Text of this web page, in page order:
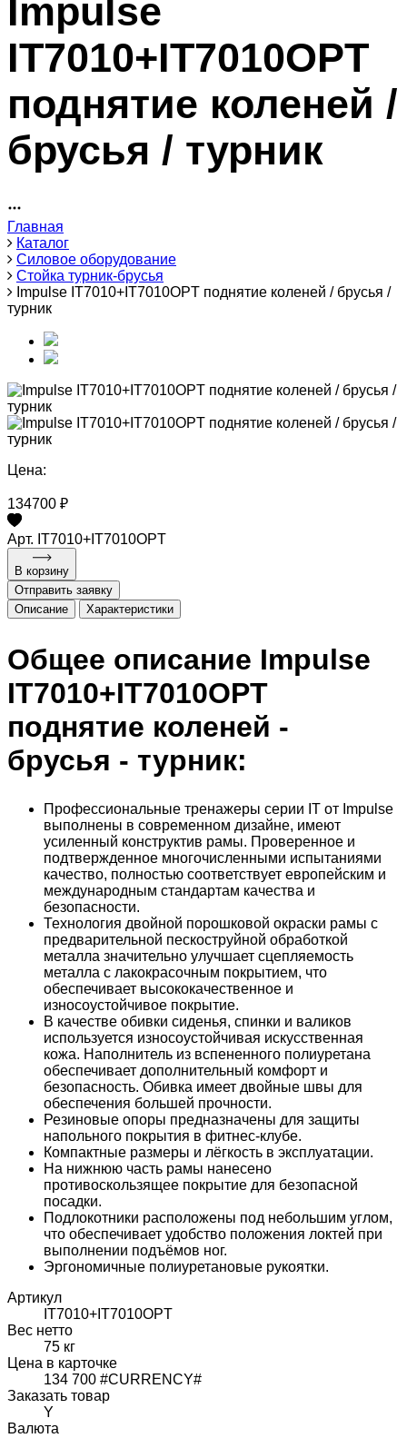
Impulse
IT7010+IT7010OPT
поднятие коленей /
брусья / турник
Главная
Каталог
Силовое оборудование
Стойка турник-брусья
Impulse IT7010+IT7010OPT поднятие коленей / брусья /
турник
Цена:
134700 ₽
Арт. IT7010+IT7010OPT
В корзину
Отправить заявку
Описание
Характеристики
Общее описание Impulse
IT7010+IT7010OPT
поднятие коленей -
брусья - турник:
Профессиональные тренажеры серии IT от Impulse
выполнены в современном дизайне, имеют
усиленный конструктив рамы. Проверенное и
подтвержденное многочисленными испытаниями
качество, полностью соответствует европейским и
международным стандартам качества и
безопасности.
Технология двойной порошковой окраски рамы с
предварительной пескоструйной обработкой
металла значительно улучшает сцепляемость
металла с лакокрасочным покрытием, что
обеспечивает высококачественное и
износоустойчивое покрытие.
В качестве обивки сиденья, спинки и валиков
используется износоустойчивая искусственная
кожа. Наполнитель из вспененного полиуретана
обеспечивает дополнительный комфорт и
безопасность. Обивка имеет двойные швы для
обеспечения большей прочности.
Резиновые опоры предназначены для защиты
напольного покрытия в фитнес-клубе.
Компактные размеры и лёгкость в эксплуатации.
На нижнюю часть рамы нанесено
противоскользящее покрытие для безопасной
посадки.
Подлокотники расположены под небольшим углом,
что обеспечивает удобство положения локтей при
выполнении подъёмов ног.
Эргономичные полиуретановые рукоятки.
Артикул
IT7010+IT7010OPT
Вес нетто
75 кг
Цена в карточке
134 700 #CURRENCY#
Заказать товар
Y
Валюта